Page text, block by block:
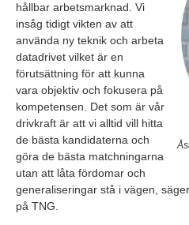
hållbar arbetsmarknad. Vi
insåg tidigt vikten av att
använda ny teknik och arbeta
datadrivet vilket är en
förutsättning för att kunna
vara objektiv och fokusera på
kompetensen. Det som är vår
drivkraft är att vi alltid vill hitta
de bästa kandidaterna och
göra de bästa matchningarna
utan att låta fördomar och
generaliseringar stå i vägen,
på TNG.